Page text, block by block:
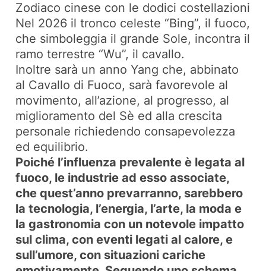
Zodiaco cinese con le dodici costellazioni
Nel 2026 il tronco celeste “Bing”, il fuoco,
che simboleggia il grande Sole, incontra il
ramo terrestre “Wu”, il cavallo.
Inoltre sarà un anno Yang che, abbinato
al Cavallo di Fuoco, sarà favorevole al
movimento, all’azione, al progresso, al
miglioramento del Sè ed alla crescita
personale richiedendo consapevolezza
ed equilibrio.
Poiché l’influenza prevalente è legata al
fuoco, le industrie ad esso associate,
che quest’anno prevarranno, sarebbero
la tecnologia, l’energia, l’arte, la moda e
la gastronomia con un notevole impatto
sul clima, con eventi legati al calore, e
sull’umore, con situazioni cariche